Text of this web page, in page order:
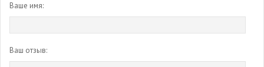
Ваше имя:
Ваш отзыв: